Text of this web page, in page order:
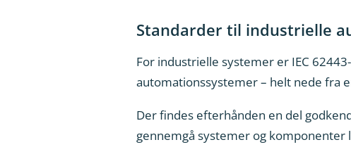
Standarder til industrielle
For industrielle systemer er IEC
automationssystemer – helt nede fra
Der findes efterhånden en del
gennemgå systemer og komponenter